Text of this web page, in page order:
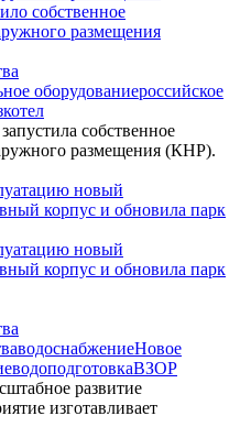
собственное
размещения
оборудованиероссийское
котел
собственное
размещения (КНР).
новый
корпус и обновила парк
водоснабжениеНовое
водоподготовкаВЗОР
развитие
изготавливает